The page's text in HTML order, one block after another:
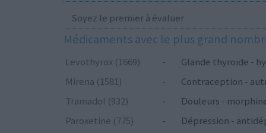
Soyez le premier à évaluer
Médicaments avec le plus grand
Levothyrox (1669) -
Glande thyroïde -
Mirena (1581)
-
Contraception -
Tramadol (932)
-
Douleurs -
Paroxetine (775)
-
Dépression -